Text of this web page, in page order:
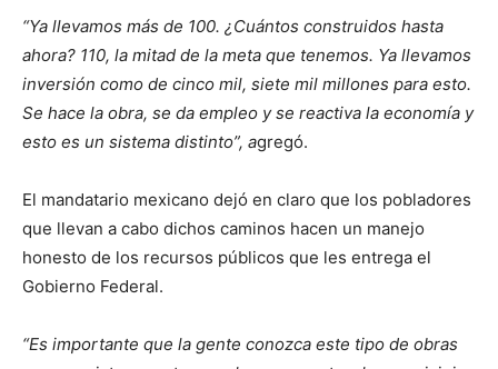
“Ya llevamos más de 100. ¿Cuántos construidos hasta
ahora? 110, la mitad de la meta que tenemos. Ya llevamos
inversión como de cinco mil, siete mil millones para esto.
Se hace la obra, se da empleo y se reactiva la economía y
esto es un sistema distinto”, agregó.
El mandatario mexicano dejó en claro que los pobladores
que llevan a cabo dichos caminos hacen un manejo
honesto de los recursos públicos que les entrega el
Gobierno Federal.
“Es importante que la gente conozca este tipo de obras